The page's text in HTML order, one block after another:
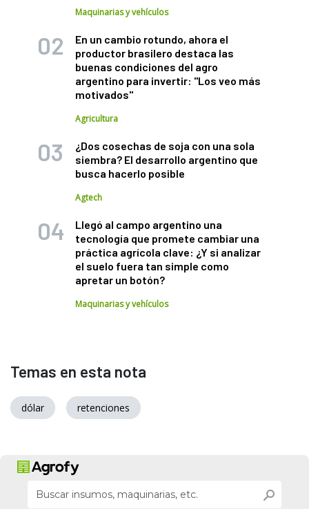
Maquinarias y vehículos
En un cambio rotundo, ahora el
productor brasilero destaca las
buenas condiciones del agro
argentino para invertir: "Los veo más
motivados"
Agricultura
¿Dos cosechas de soja con una sola
siembra? El desarrollo argentino que
busca hacerlo posible
Agtech
Llegó al campo argentino una
tecnología que promete cambiar una
práctica agrícola clave: ¿Y si analizar
el suelo fuera tan simple como
apretar un botón?
Maquinarias y vehículos
Temas en esta nota
dólar retenciones